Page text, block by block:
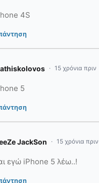
4S
15 χρόνια πριν
5
JackSon 15 χρόνια πριν
εγώ iPhone 5 λέω..!